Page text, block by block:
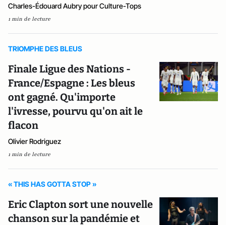
Charles-Édouard Aubry pour Culture-Tops
1 min de lecture
TRIOMPHE DES BLEUS
Finale Ligue des Nations -
France/Espagne : Les bleus
ont gagné. Qu'importe
l'ivresse, pourvu qu'on ait le
flacon
Olivier Rodriguez
1 min de lecture
« THIS HAS GOTTA STOP »
Eric Clapton sort une nouvelle
chanson sur la pandémie et